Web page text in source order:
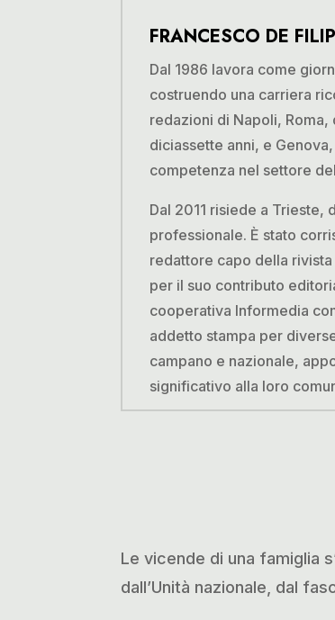
FRANCESCO DE
Dal 1986 lavora come
costruendo una carriera
redazioni di Napoli,
diciassette anni, e
competenza nel settore
Dal 2011 risiede a
professionale. È stato
redattore capo della
per il suo contributo
cooperativa Informedia
addetto stampa per
campano e nazionale,
significativo alla loro
Le vicende di una famiglia
dall’Unità nazionale, dal